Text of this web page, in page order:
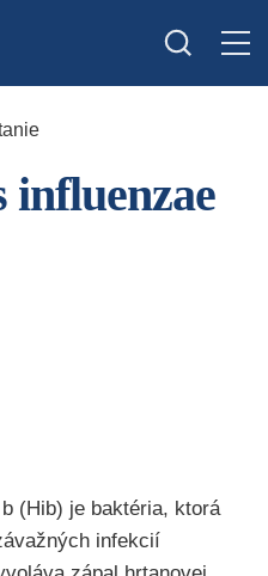
influenzae
(Hib) je baktéria, ktorá
infekcií